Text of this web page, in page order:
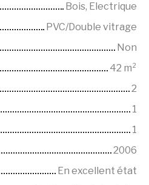
Bois, Electrique
PVC/Double vitrage
Non
42 m²
2
1
1
2006
En excellent état